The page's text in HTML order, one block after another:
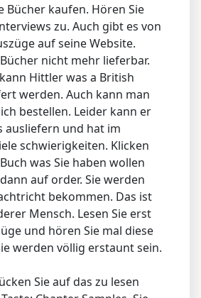
Bücher kaufen. Hören Sie
zu. Auch gibt es von
auf seine Website.
nicht mehr lieferbar.
Hittler was a British
werden. Auch kann man
bestellen. Leider kann er
ausliefern und hat im
schwierigkeiten. Klicken
was Sie haben wollen
auf order. Sie werden
bekommen. Das ist
Mensch. Lesen Sie erst
und hören Sie mal diese
werden völlig erstaunt sein.
Sie auf das zu lesen